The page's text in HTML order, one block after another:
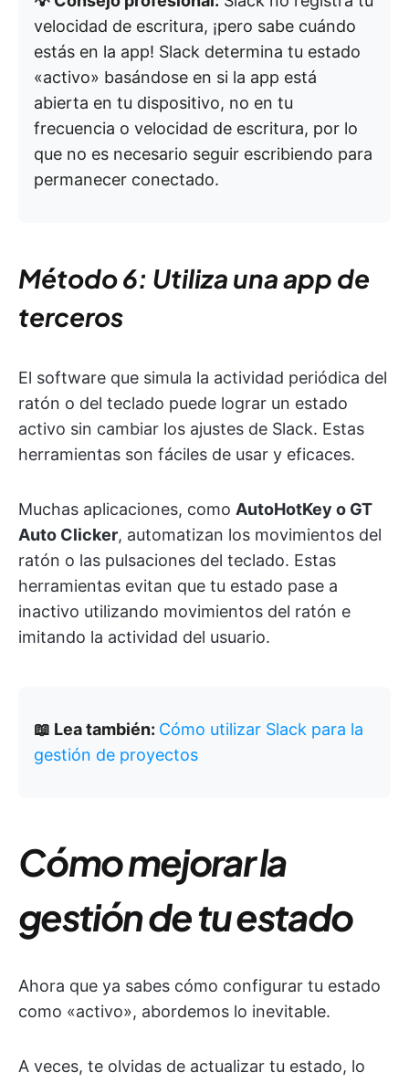
velocidad de escritura, ¡pero sabe cuándo
estás en la app! Slack determina tu estado
«activo» basándose en si la app está
abierta en tu dispositivo, no en tu
frecuencia o velocidad de escritura, por lo
que no es necesario seguir escribiendo para
permanecer conectado.
Método 6: Utiliza una app de
terceros
El software que simula la actividad periódica del
ratón o del teclado puede lograr un estado
activo sin cambiar los ajustes de Slack. Estas
herramientas son fáciles de usar y eficaces. ​
Muchas aplicaciones, como AutoHotKey o GT
Auto Clicker, automatizan los movimientos del
ratón o las pulsaciones del teclado. Estas
herramientas evitan que tu estado pase a
inactivo utilizando movimientos del ratón e
imitando la actividad del usuario.
📖 Lea también: Cómo utilizar Slack para la
gestión de proyectos
Cómo mejorar la
gestión de tu estado
Ahora que ya sabes cómo configurar tu estado
como «activo», abordemos lo inevitable.
A veces, te olvidas de actualizar tu estado, lo